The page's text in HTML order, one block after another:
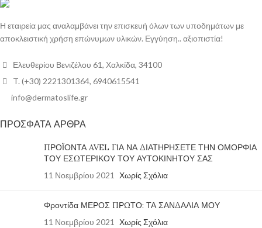
Η εταιρεία μας αναλαμβάνει την επισκευή όλων των υποδημάτων με
αποκλειστική χρήση επώνυμων υλικών. Εγγύηση.. αξιοπιστία!
Ελευθερίου Βενιζέλου 61, Χαλκίδα, 34100
T. (+30) 2221301364, 6940615541
info@dermatoslife.gr
ΠΡΟΣΦΑΤΑ ΑΡΘΡΑ
ΠΡΟΪΟΝΤΑ AVEL ΓΙΑ ΝΑ ΔΙΑΤΗΡΗΣΕΤΕ ΤΗΝ ΟΜΟΡΦΙΑ
ΤΟΥ ΕΣΩΤΕΡΙΚΟΥ ΤΟΥ ΑΥΤΟΚΙΝΗΤΟΥ ΣΑΣ
11 Νοεμβρίου 2021 Χωρίς Σχόλια
Φροντίδα ΜΕΡΟΣ ΠΡΩΤΟ: ΤΑ ΣΑΝΔΑΛΙΑ ΜΟΥ
11 Νοεμβρίου 2021 Χωρίς Σχόλια